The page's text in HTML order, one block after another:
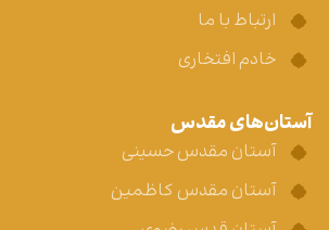
ارتباط با ما
خادم افتخاری
آستان‌های مقدس
آستان مقدس حسینی
آستان مقدس کاظمین